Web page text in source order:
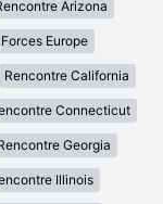
Arizona
Europe
Rencontre California
Connecticut
Georgia
Illinois